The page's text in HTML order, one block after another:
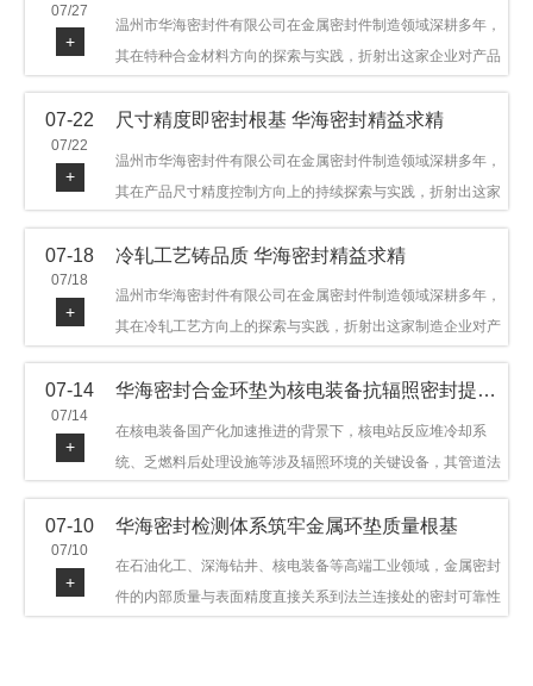
07/27
+
温州市华海密封件有限公司在金属密封件制造领域深耕多年，
其在特种合金材料方向的探索与实践，折射出这家企业对产品
品，可提供多种材质方案，在石油机械、管道法兰、采油树、
07-22
07/22
+
尺寸精度即密封根基 华海密封精益求精
温州市华海密封件有限公司在金属密封件制造领域深耕多年，
其在产品尺寸精度控制方向上的持续探索与实践，折射出这家
产品，广泛应用于石油机械、管道法兰、采油树、井口装置等
领域。本文从尺寸精度的技术内涵及企业工艺积累等角度，呈
现华海密封在该领域的务实探索与稳步发展。
07-18
07/18
+
冷轧工艺铸品质 华海密封精益求精
温州市华海密封件有限公司在金属密封件制造领域深耕多年，
其在冷轧工艺方向上的探索与实践，折射出这家制造企业对产
品，广泛应用于石油机械、管道法兰、采油树、井口装置等领
步发展。
07-14
07/14
+
华海密封合金环垫为核电装备抗辐照密封提供可靠保障
在核电装备国产化加速推进的背景下，核电站反应堆冷却系
统、乏燃料后处理设施等涉及辐照环境的关键设备，其管道法
定与密封可靠。温州市华海密封件科技有限公司深耕金属密封
领域二十余年，依托八角垫、椭圆垫及RX/BX系列高压环垫等
全系列产品，以特种合金材质体系，为核电装备抗辐照密封提
供针对性配套方案。
07-10
07/10
+
华海密封检测体系筑牢金属环垫质量根基
在石油化工、深海钻井、核电装备等高端工业领域，金属密封
件的内部质量与表面精度直接关系到法兰连接处的密封可靠性